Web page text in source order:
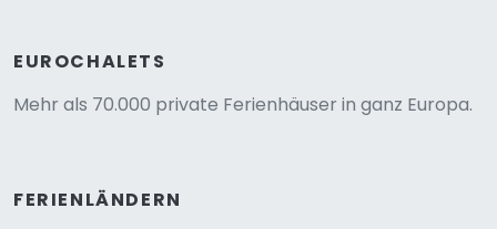
EUROCHALETS
Mehr als 70.000 private Ferienhäuser in ganz Europa.
FERIENLÄNDERN